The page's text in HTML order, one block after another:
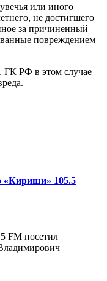
или иного
не достигшего
за причиненный
повреждением
ГК РФ в этом случае
«Кириши» 105.5
FM посетил